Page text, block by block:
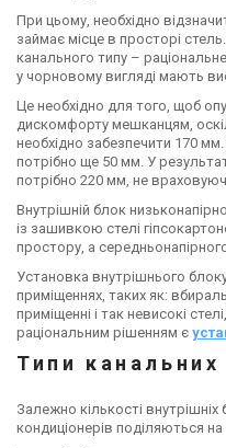
При цьому, необхідно
займає місце в просторі
канального типу –
у чорновому вигляді мають
Це необхідно для того, щоб
дискомфорту мешканцям,
необхідно забезпечити 170
потрібно ще 50 мм. У
потрібно 220 мм, не
Внутрішній блок
із зашивкою стелі
простору, а
Установка внутрішнього
приміщеннях, таких як:
приміщенні і так невисокі
раціональним рішенням є
Типи канальних
Залежно кількості
кондиціонерів поділяються на